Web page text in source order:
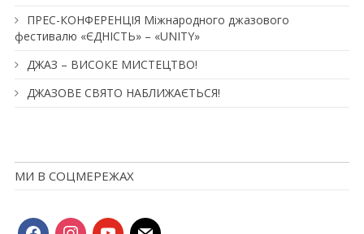
ПРЕС-КОНФЕРЕНЦІЯ Міжнародного джазового
фестивалю «ЄДНІСТЬ» – «UNITY»
ДЖАЗ – ВИСОКЕ МИСТЕЦТВО!
ДЖАЗОВЕ СВЯТО НАБЛИЖАЄТЬСЯ!
МИ В СОЦМЕРЕЖАХ
facebookinstagramyoutubemail